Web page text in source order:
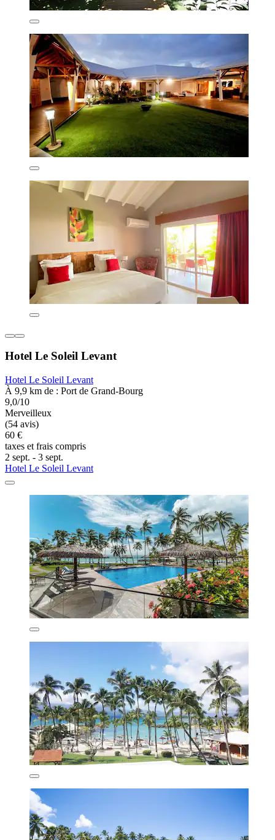
Hotel Le Soleil Levant
Hotel Le Soleil Levant
À 9,9 km de : Port de Grand-Bourg
9,0/10
Merveilleux
(54 avis)
60 €
taxes et frais compris
2 sept. - 3 sept.
Hotel Le Soleil Levant